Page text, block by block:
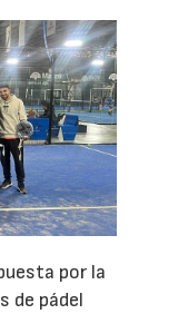
por la
de pádel